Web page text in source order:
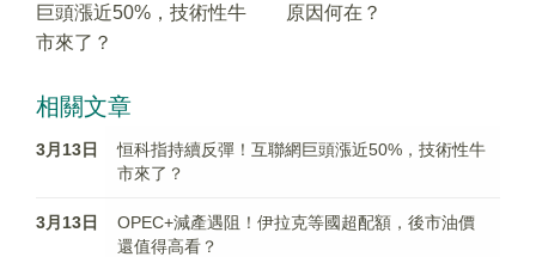
巨頭漲近50%，技術性牛
市來了？
原因何在？
相關文章
3月13日
恒科指持續反彈！互聯網巨頭漲近50%，技術性牛
市來了？
3月13日
OPEC+減產遇阻！伊拉克等國超配額，後市油價
還值得高看？